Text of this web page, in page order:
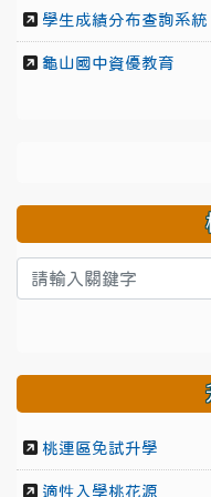
學生成績分布查詢系統
龜山國中資優教育
桃連區免試升學
適性入學桃花源